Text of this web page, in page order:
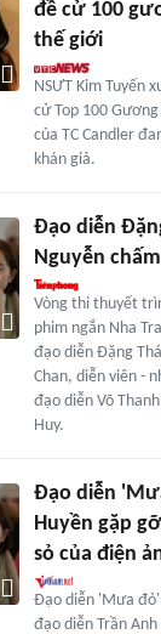
đề cử 100
thế giới
NSƯT Kim Tuyến
cử Top 100
của TC Candler
khán giả.
Đạo diễn
Nguyễn
Vòng thi thuyết
phim ngắn Nha
đạo diễn Đặng
Chan, diễn viên -
đạo diễn Võ
Huy.
Đạo diễn
Huyền gặp
sỏ của điện
Đạo diễn 'Mưa đỏ'
đạo diễn Trần